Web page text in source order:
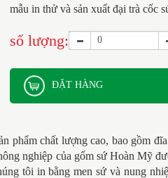
mẫu in thử và sản xuất đại trà cốc
số lượng:
ĐẶT HÀNG
phẩm chất lượng cao, bao gồm
nghiệp của gốm sứ Hoàn Mỹ
tôi in bằng men sứ và nung